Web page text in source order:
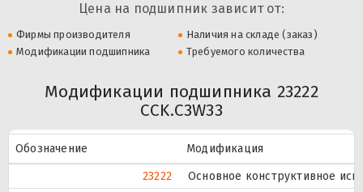
Цена на подшипник зависит от:
Фирмы производителя
Наличия на складе (заказ)
Модификации подшипника
Требуемого количества
Модификации подшипника 23222
CCK.C3W33
Обозначение
Модификация
23222
Основное конструктивное